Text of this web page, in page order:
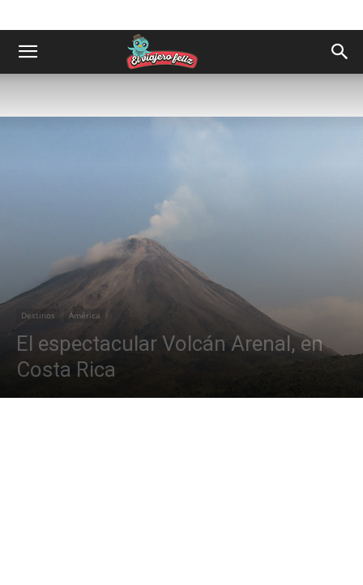
Destinos América
El espectacular Volcán Arenal, en
Costa Rica